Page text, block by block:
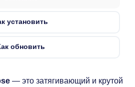
установить
обновить
— это затягивающий и крутой